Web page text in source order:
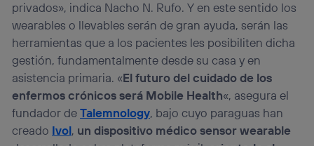
privados», indica Nacho N. Rufo. Y en este sentido los
wearables o llevables serán de gran ayuda, serán las
herramientas que a los pacientes les posibiliten dicha
gestión, fundamentalmente desde su casa y en
asistencia primaria. «El futuro del cuidado de los
enfermos crónicos será Mobile Health«, asegura el
fundador deTalemnology, bajo cuyo paraguas han
creado Ivol, un dispositivo médico sensor wearable